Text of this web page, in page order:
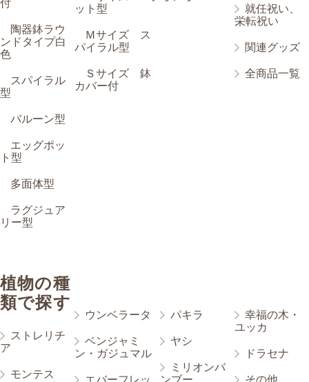
付
陶器鉢ラウ
ンドタイプ白
色
スパイラル
型
バルーン型
エッグポッ
ト型
多面体型
ラグジュア
リー型
ット型
Ｍサイズ ス
パイラル型
Ｓサイズ 鉢
カバー付
就任祝い、
栄転祝い
関連グッズ
全商品一覧
植物の種
類で探す
ストレリチ
ア
モンテス
ウンベラータ
ベンジャミ
ン・ガジュマル
エバーフレッ
パキラ
ヤシ
ミリオンバ
ンブー
幸福の木・
ユッカ
ドラセナ
その他